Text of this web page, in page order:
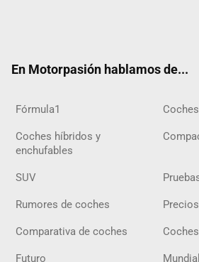
En Motorpasión hablamos de...
Fórmula1
Coches híbridos y
enchufables
SUV
Rumores de coches
Comparativa de coches
Futuro